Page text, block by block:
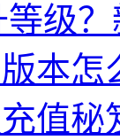
级
本
值